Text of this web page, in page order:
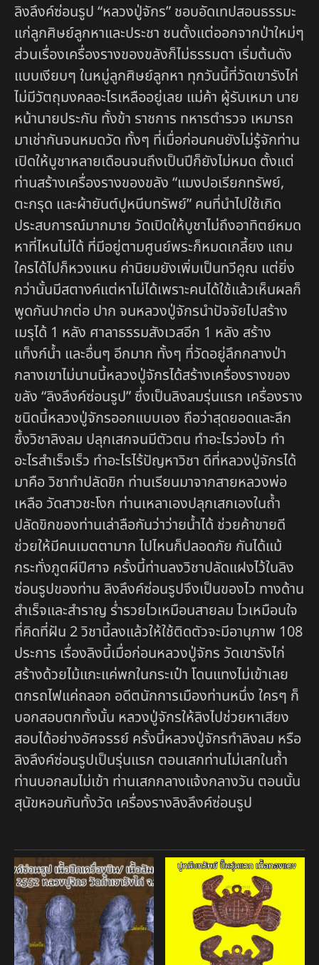
ลิงลึงค์ซ่อนรูป “หลวงปู่จักร” ชอบอัดเทปสอนธรรมะ
แก่ลูกศิษย์ลูกหาและประชา ชนตั้งแต่ออกจากป่าใหม่ๆ
ส่วนเรื่องเครื่องรางของขลังก็ไม่ธรรมดา เริ่มต้นดัง
แบบเงียบๆ ในหมู่ลูกศิษย์ลูกหา ทุกวันนี้ที่วัดเขารังไก่
ไม่มีวัตถุมงคลอะไรเหลืออยู่เลย แม่ค้า ผู้รับเหมา นาย
หน้านายประกัน ทั้งข้า ราชการ ทหารตำรวจ เหมารถ
มาเช่ากันจนหมดวัด ทั้งๆ ที่เมื่อก่อนคนยังไม่รู้จักท่าน
เปิดให้บูชาหลายเดือนจนถึงเป็นปีก็ยังไม่หมด ตั้งแต่
ท่านสร้างเครื่องรางของขลัง “แมงปอเรียกทรัพย์,
ตะกรุด และผ้ายันต์ปูหนีบทรัพย์” คนที่นำไปใช้เกิด
ประสบการณ์มากมาย วัดเปิดให้บูชาไม่ถึงอาทิตย์หมด
หาที่ไหนไม่ได้ ที่มีอยู่ตามศูนย์พระก็หมดเกลี้ยง แถม
ใครได้ไปก็หวงแหน ค่านิยมยังเพิ่มเป็นทวีคูณ แต่ยิ่ง
กว่านั้นมีสตางค์แต่หาไม่ได้เพราะคนได้ใช้แล้วเห็นผลก็
พูดกันปากต่อ ปาก จนหลวงปู่จักรนำปัจจัยไปสร้าง
เมรุได้ 1 หลัง ศาลาธรรมสังเวสอีก 1 หลัง สร้าง
แท็งก์น้ำ และอื่นๆ อีกมาก ทั้งๆ ที่วัดอยู่ลึกกลางป่า
กลางเขาไม่นานนี้หลวงปู่จักรได้สร้างเครื่องรางของ
ขลัง “ลิงลึงค์ซ่อนรูป” ซึ่งเป็นลิงลมรุ่นแรก เครื่องราง
ชนิดนี้หลวงปู่จักรออกแบบเอง ถือว่าสุดยอดและลึก
ซึ้งวิชาลิงลม ปลุกเสกจนมีตัวตน ทำอะไรว่องไว ทำ
อะไรสำเร็จเร็ว ทำอะไรไร้ปัญหาวิชา ดีที่หลวงปู่จักรได้
มาคือ วิชาทำปลัดขิก ท่านเรียนมาจากสายหลวงพ่อ
เหลือ วัดสาวชะโงก ท่านเหลาเองปลุกเสกเองในถ้ำ
ปลัดขิกของท่านเล่าลือกันว่าว่ายน้ำได้ ช่วยค้าขายดี
ช่วยให้มีคนเมตตามาก ไปไหนก็ปลอดภัย กันได้แม้
กระทั่งภูตผีปีศาจ ครั้งนี้ท่านลงวิชาปลัดแฝงไว้ในลิง
ซ่อนรูปของท่าน ลิงลึงค์ซ่อนรูปจึงเป็นของไว ทางด้าน
สำเร็จและสำราญ ร่ำรวยไวเหมือนสายลม ไวเหมือนใจ
ที่คิดที่ฝัน 2 วิชานี้ลงแล้วให้ใช้ติดตัวจะมีอานุภาพ 108
ประการ เรื่องลิงนี้เมื่อก่อนหลวงปู่จักร วัดเขารังไก่
สร้างด้วยไม้แกะแค่พกในกระเป๋า โดนแทงไม่เข้าเลย
ตกรถไฟแค่ถลอก อดีตนักการเมืองท่านหนึ่ง ใครๆ ก็
บอกสอบตกทั้งนั้น หลวงปู่จักรให้ลิงไปช่วยหาเสียง
สอบได้อย่างอัศจรรย์ ครั้งนี้หลวงปู่จักรทำลิงลม หรือ
ลิงลึงค์ซ่อนรูปเป็นรุ่นแรก ตอนเสกท่านไม่เสกในถ้ำ
ท่านบอกลมไม่เข้า ท่านเสกกลางแจ้งกลางวัน ตอนนั้น
สุนัขหอนกันทั้งวัด เครื่องรางลิงลึงค์ซ่อนรูป